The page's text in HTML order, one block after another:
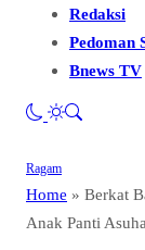
Redaksi
Pedoman
Bnews TV
Ragam
Home » Berkat
Anak Panti